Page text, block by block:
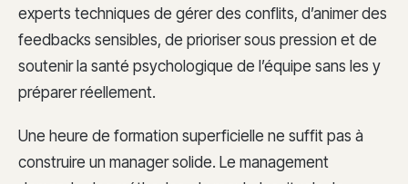
experts techniques de gérer des conflits, d’animer des
feedbacks sensibles, de prioriser sous pression et de
soutenir la santé psychologique de l’équipe sans les y
préparer réellement.
Une heure de formation superficielle ne suffit pas à
construire un manager solide. Le management